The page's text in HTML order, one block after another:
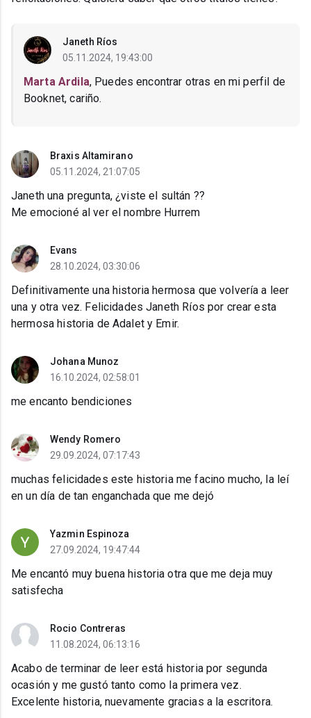
Janeth Ríos
05.11.2024, 19:43:00
Marta Ardila, Puedes encontrar otras en mi perfil de
Booknet, cariño.
Braxis Altamirano
05.11.2024, 21:07:05
Janeth una pregunta, ¿viste el sultán ??
Me emocioné al ver el nombre Hurrem
Evans
28.10.2024, 03:30:06
Definitivamente una historia hermosa que volvería a leer
una y otra vez. Felicidades Janeth Ríos por crear esta
hermosa historia de Adalet y Emir.
Johana Munoz
16.10.2024, 02:58:01
me encanto bendiciones
Wendy Romero
29.09.2024, 07:17:43
muchas felicidades este historia me facino mucho, la leí
en un día de tan enganchada que me dejó
Yazmin Espinoza
27.09.2024, 19:47:44
Me encantó muy buena historia otra que me deja muy
satisfecha
Rocio Contreras
11.08.2024, 06:13:16
Acabo de terminar de leer está historia por segunda
ocasión y me gustó tanto como la primera vez.
Excelente historia, nuevamente gracias a la escritora.